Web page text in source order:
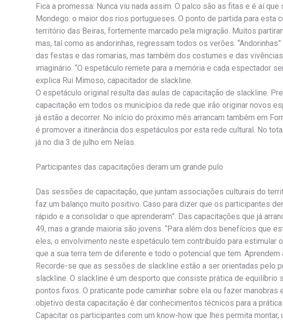
Fica a promessa: Nunca viu nada assim. O palco são as fitas e é aí
Mondego: o maior dos rios portugueses. O ponto de partida para esta
território das Beiras, fortemente marcado pela migração. Muitos
mas, tal como as andorinhas, regressam todos os verões.
das festas e das romarias, mas também dos costumes e das
imaginário. “O espetáculo remete para a memória e cada espectador
explica Rui Mimoso, capacitador de slackline.
O espetáculo original resulta das aulas de capacitação de slackline.
capacitação em todos os municípios da rede que irão originar novos
já estão a decorrer. No início do próximo mês arrancam também em
é promover a itinerância dos espetáculos por esta rede cultural. No
já no dia 3 de julho em Nelas.
Participantes das capacitações deram um grande pulo
Das sessões de capacitação, que juntam associações culturais do
faz um balanço muito positivo. Caso para dizer que os participantes
rápido e a consolidar o que aprenderam”. Das capacitações que já
49, mas a grande maioria são jovens. “Para além dos benefícios que
eles, o envolvimento neste espetáculo tem contribuído para estimular
que a sua terra tem de diferente e todo o potencial que tem. Aprendem
Recorde-se que as sessões de slackline estão a ser orientadas pelo
slackline. O slackline é um desporto que consiste prática de equilíbrio
pontos fixos. O praticante pode caminhar sobre ela ou fazer
objetivo desta capacitação é dar conhecimentos técnicos para a
Capacitar os participantes com um know-how que lhes permita